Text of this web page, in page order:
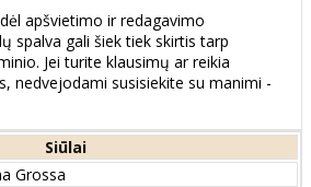
apšvietimo ir redagavimo
spalva gali šiek tiek skirtis tarp
Jei turite klausimų ar reikia
nedvejodami susisiekite su manimi -
Siūlai
Grossa